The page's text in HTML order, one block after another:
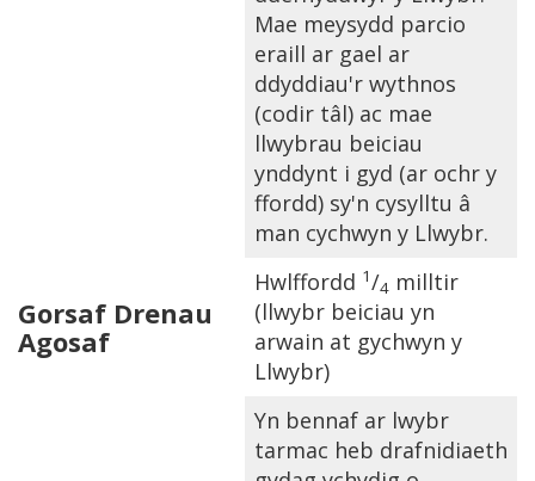
Mae meysydd parcio
eraill ar gael ar
ddyddiau'r wythnos
(codir tâl) ac mae
llwybrau beiciau
ynddynt i gyd (ar ochr y
ffordd) sy'n cysylltu â
man cychwyn y Llwybr.
Gorsaf Drenau
Agosaf
Hwlffordd 1/4 milltir
(llwybr beiciau yn
arwain at gychwyn y
Llwybr)
Yn bennaf ar lwybr
tarmac heb drafnidiaeth